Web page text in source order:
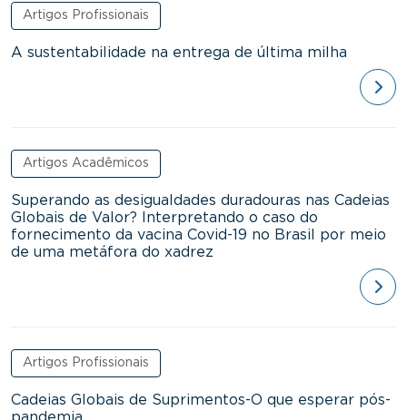
Artigos Profissionais
A sustentabilidade na entrega de última milha
Artigos Acadêmicos
Superando as desigualdades duradouras nas Cadeias
Globais de Valor? Interpretando o caso do
fornecimento da vacina Covid-19 no Brasil por meio
de uma metáfora do xadrez
Artigos Profissionais
Cadeias Globais de Suprimentos-O que esperar pós-